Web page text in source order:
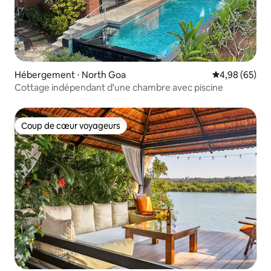
Hébergement ⋅ North Goa Évaluation
4,98 (65)
Cottage indépendant d'une chambre avec piscine
Coup de cœur voyageurs
Coup de cœur voyageurs